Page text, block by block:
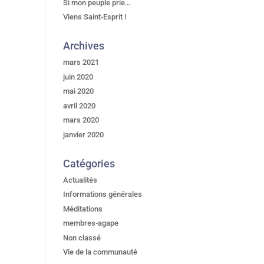
Si mon peuple prie…
Viens Saint-Esprit !
Archives
mars 2021
juin 2020
mai 2020
avril 2020
mars 2020
janvier 2020
Catégories
Actualités
Informations générales
Méditations
membres-agape
Non classé
Vie de la communauté